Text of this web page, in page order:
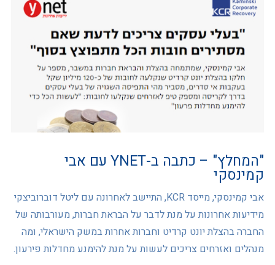
"המחלץ" – כתבה ב-YNET עם אבי
קמינסקי
אבי קמינסקי, מייסד KCR, התיישב לאחרונה עם ליטל דוברוביצקי
מידיעות אחרונות על מנת לדבר על הבראת חברות, מעורבותה של
החברה בהצלת יונט קרדיט וחברות אחרות במשק הישראלי, ומה
מנהלים ואזרחים צריכים לעשות על מנת להימנע מחדלות פירעון.